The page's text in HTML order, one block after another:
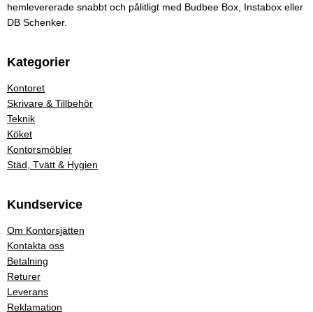
hemlevererade snabbt och pålitligt med Budbee Box, Instabox eller
DB Schenker.
Kategorier
Kontoret
Skrivare & Tillbehör
Teknik
Köket
Kontorsmöbler
Städ, Tvätt & Hygien
Kundservice
Om Kontorsjätten
Kontakta oss
Betalning
Returer
Leverans
Reklamation